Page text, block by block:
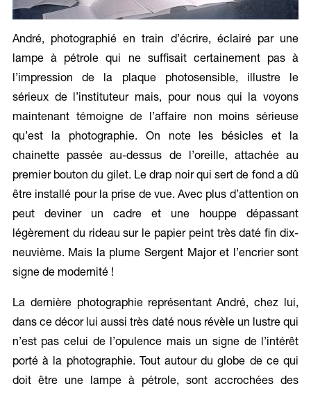
André, photographié en train d’écrire, éclairé par une
lampe à pétrole qui ne suffisait certainement pas à
l’impression de la plaque photosensible, illustre le
sérieux de l’instituteur mais, pour nous qui la voyons
maintenant témoigne de l’affaire non moins sérieuse
qu’est la photographie. On note les bésicles et la
chainette passée au-dessus de l’oreille, attachée au
premier bouton du gilet. Le drap noir qui sert de fond a dû
être installé pour la prise de vue. Avec plus d’attention on
peut deviner un cadre et une houppe dépassant
légèrement du rideau sur le papier peint très daté fin dix-
neuvième. Mais la plume Sergent Major et l’encrier sont
signe de modernité !
La dernière photographie représentant André, chez lui,
dans ce décor lui aussi très daté nous révèle un lustre qui
n’est pas celui de l’opulence mais un signe de l’intérêt
porté à la photographie. Tout autour du globe de ce qui
doit être une lampe à pétrole, sont accrochées des